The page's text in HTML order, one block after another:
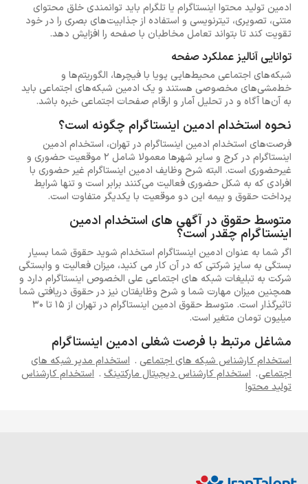
ادمین تولید محتوا اینستاگرام یا تلگرام باید توانمندی خلق محتوای
متنی، تصویری، تیترنویسی و استفاده از جذابیت‌های بصری را در خود
تقویت کند تا بتواند تعامل مخاطبان با صفحه را افزایش دهد.
توانایی آنالیز عملکرد صفحه
شبکه‌های اجتماعی محیط‌هایی پویا با فیچر‌ها، الگوریتم‌ها و
خط‌مشی‌های مخصوصی هستند و یک ادمین شبکه‌های اجتماعی باید
به آن‌ها آگاه و در تحلیل آمار و ارقام صفحات اجتماعی خبره باشد.
نحوه استخدام ادمین اینستاگرام چگونه است؟
فرصت‌های استخدام ادمین اینستاگرام در تهران، استخدام ادمین
اینستاگرام در کرج و سایر شهرها معمولا شامل 2 موقعیت حضوری و
غیرحضوری است. البته شرح وظایف ادمین اینستاگرام غیر حضوری با
افرادی که به شکل حضوری فعالیت می‌کنند برابر است و تنها شرایط
پرداخت حقوق و بیمه این دو موقعیت با یکدیگر متفاوت است.
متوسط حقوق در آگهی های استخدام ادمین
اینستاگرام چقدر است؟
اگر شما به عنوان ادمین اینستاگرام استخدام شوید حقوق شما بسیار
بستگی به سایز شرکتی که در آن کار می کنید، میزان فعالیت و وابستگی
شرکت به تبلیغات شبکه های اجتماعی علی الخصوص اینستاگرام دارد و
همچنین میزان مهارت شما و شرح وظایفتان نیز در حقوق دریافتی شما
تاثیرگذار است. متوسط حقوق ادمین اینستاگرام در تهران از 15 تا 30
میلیون تومان متغیر است.
مشاغل مرتبط با فرصت شغلی ادمین اینستاگرام
استخدام کارشناس شبکه های اجتماعی . استخدام مدیر شبکه های
اجتماعی. استخدام کارشناس دیجیتال مارکتینگ . استخدام کارشناس
تولید محتوا